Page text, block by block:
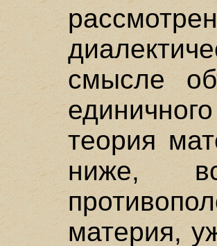
смысле
теория
ниже,
материя,